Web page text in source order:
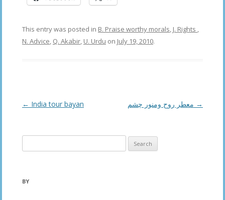
This entry was posted in B. Praise worthy morals, J. Rights ,
N. Advice, Q. Akabir, U. Urdu on July 19, 2010.
Post
← India tour bayan →
for:
BY